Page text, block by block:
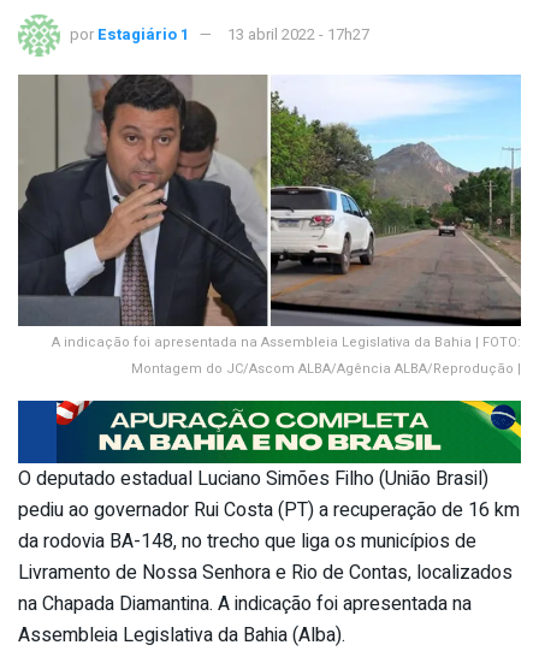
por Estagiário 1 13 abril 2022 - 17h27
A indicação foi apresentada na Assembleia Legislativa da Bahia | FOTO:
Montagem do JC/Ascom ALBA/Agência ALBA/Reprodução |
O deputado estadual Luciano Simões Filho (União Brasil)
pediu ao governador Rui Costa (PT) a recuperação de 16 km
da rodovia BA-148, no trecho que liga os municípios de
Livramento de Nossa Senhora e Rio de Contas, localizados
na Chapada Diamantina. A indicação foi apresentada na
Assembleia Legislativa da Bahia (Alba).